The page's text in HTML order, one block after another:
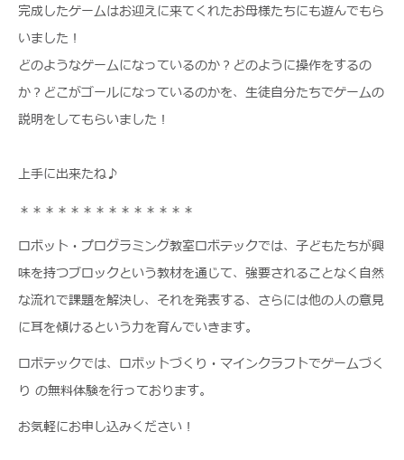
完成したゲームはお迎えに来てくれたお母様たちにも遊んでもら
いました！
どのようなゲームになっているのか？どのように操作をするの
か？どこがゴールになっているのかを、生徒自分たちでゲームの
説明をしてもらいました！
上手に出来たね♪
＊＊＊＊＊＊＊＊＊＊＊＊＊＊
ロボット・プログラミング教室ロボテックでは、子どもたちが興
味を持つブロックという教材を通じて、強要されることなく自然
な流れで課題を解決し、それを発表する、さらには他の人の意見
に耳を傾けるという力を育んでいきます。
ロボテックでは、ロボットづくり・マインクラフトでゲームづく
り の無料体験を行っております。
お気軽にお申し込みください！